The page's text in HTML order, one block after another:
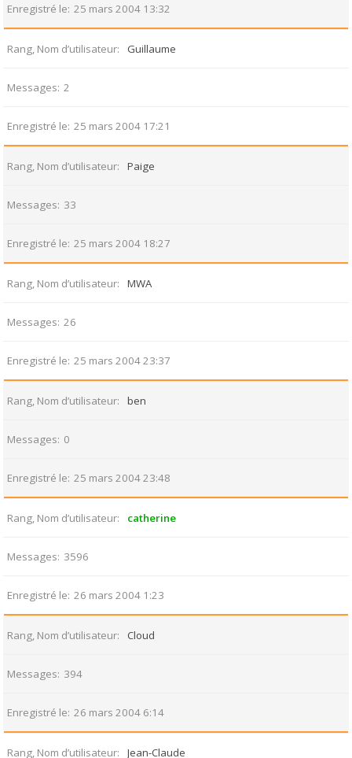
Enregistré le 25 mars 2004 13:32
Rang, Nom d’utilisateur Guillaume
Messages 2
Enregistré le 25 mars 2004 17:21
Rang, Nom d’utilisateur Paige
Messages 33
Enregistré le 25 mars 2004 18:27
Rang, Nom d’utilisateur MWA
Messages 26
Enregistré le 25 mars 2004 23:37
Rang, Nom d’utilisateur ben
Messages 0
Enregistré le 25 mars 2004 23:48
Rang, Nom d’utilisateur catherine
Messages 3596
Enregistré le 26 mars 2004 1:23
Rang, Nom d’utilisateur Cloud
Messages 394
Enregistré le 26 mars 2004 6:14
Rang, Nom d’utilisateur Jean-Claude